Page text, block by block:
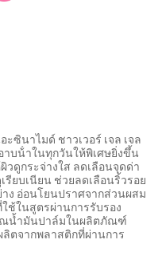
ซินาไมด์ ชาวเวอร์ เจล เจล
บน้ําในทุกวันให้พิเศษยิ่งขึ้น
วดูกระจ่างใส ลดเลือนจุดด่า
รียบเนียน ช่วยลดเลือนริ้วรอย
ง อ่อนโยนปราศจากส่วนผสม
ช้ในสูตรผ่านการรับรอง
ณน้ำมันปาล์มในผลิตภัณฑ์
ตจากพลาสติกที่ผ่านการ